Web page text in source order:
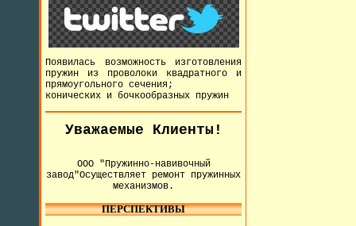
Появилась возможность изготовления
пружин из проволоки квадратного и
прямоугольного сечения;
конических и бочкообразных пружин
Уважаемые Клиенты!
ООО "Пружинно-навивочный
завод"Осуществляет ремонт пружинных
механизмов.
ПЕРСПЕКТИВЫ